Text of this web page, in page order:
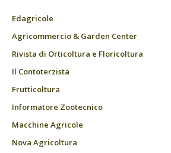
Edagricole
Agricommercio & Garden Center
Rivista di Orticoltura e Floricoltura
Il Contoterzista
Frutticoltura
Informatore Zootecnico
Macchine Agricole
Nova Agricoltura